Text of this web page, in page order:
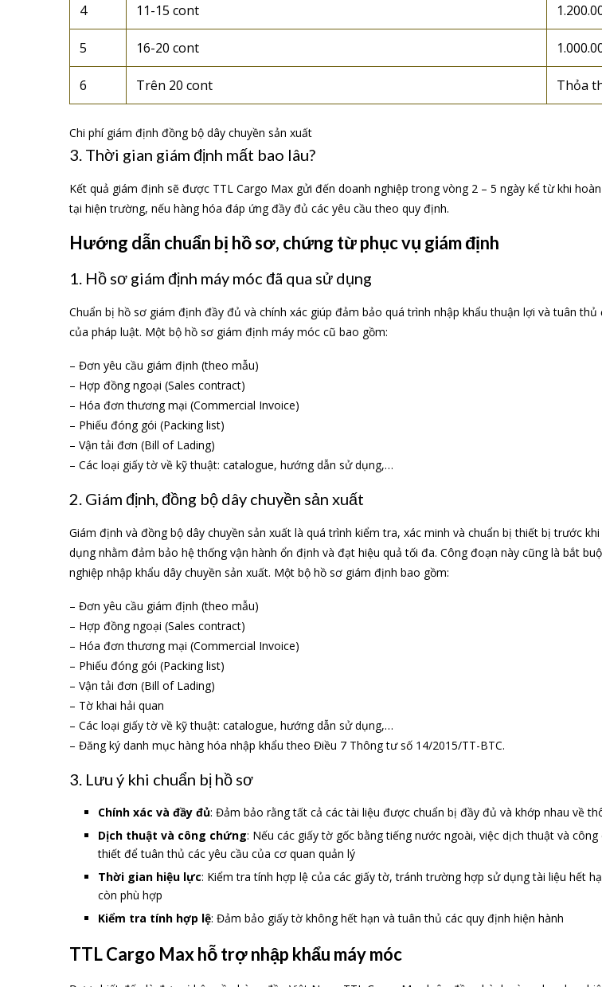
4 11-15 cont
5 16-20 cont
6 Trên 20 cont Thỏa
Chi phí giám định đồng bộ dây chuyền sản xuất
3. Thời gian giám định mất bao lâu?
Kết quả giám định sẽ được TTL Cargo Max gửi đến doanh nghiệp trong vòng 2 – 5 ngày kể từ khi
tại hiện trường, nếu hàng hóa đáp ứng đầy đủ các yêu cầu theo quy định.
Hướng dẫn chuẩn bị hồ sơ, chứng từ phục vụ giám định
1. Hồ sơ giám định máy móc đã qua sử dụng
Chuẩn bị hồ sơ giám định đầy đủ và chính xác giúp đảm bảo quá trình nhập khẩu thuận lợi và tuân thủ
của pháp luật. Một bộ hồ sơ giám định máy móc cũ bao gồm:
– Đơn yêu cầu giám định (theo mẫu)
– Hợp đồng ngoại (Sales contract)
– Hóa đơn thương mại (Commercial Invoice)
– Phiếu đóng gói (Packing list)
– Vận tải đơn (Bill of Lading)
– Các loại giấy tờ về kỹ thuật: catalogue, hướng dẫn sử dụng,…
2. Giám định, đồng bộ dây chuyền sản xuất
Giám định và đồng bộ dây chuyền sản xuất là quá trình kiểm tra, xác minh và chuẩn bị thiết bị trước
dụng nhằm đảm bảo hệ thống vận hành ổn định và đạt hiệu quả tối đa. Công đoạn này cũng là bắt
nghiệp nhập khẩu dây chuyền sản xuất. Một bộ hồ sơ giám định bao gồm:
– Đơn yêu cầu giám định (theo mẫu)
– Hợp đồng ngoại (Sales contract)
– Hóa đơn thương mại (Commercial Invoice)
– Phiếu đóng gói (Packing list)
– Vận tải đơn (Bill of Lading)
– Tờ khai hải quan
– Các loại giấy tờ về kỹ thuật: catalogue, hướng dẫn sử dụng,…
– Đăng ký danh mục hàng hóa nhập khẩu theo Điều 7 Thông tư số 14/2015/TT-BTC.
3. Lưu ý khi chuẩn bị hồ sơ
Chính xác và đầy đủ: Đảm bảo rằng tất cả các tài liệu được chuẩn bị đầy đủ và khớp nhau về
Dịch thuật và công chứng: Nếu các giấy tờ gốc bằng tiếng nước ngoài, việc dịch thuật và công
thiết để tuân thủ các yêu cầu của cơ quan quản lý
Thời gian hiệu lực: Kiểm tra tính hợp lệ của các giấy tờ, tránh trường hợp sử dụng tài liệu hết
còn phù hợp
Kiểm tra tính hợp lệ: Đảm bảo giấy tờ không hết hạn và tuân thủ các quy định hiện hành
TTL Cargo Max hỗ trợ nhập khẩu máy móc